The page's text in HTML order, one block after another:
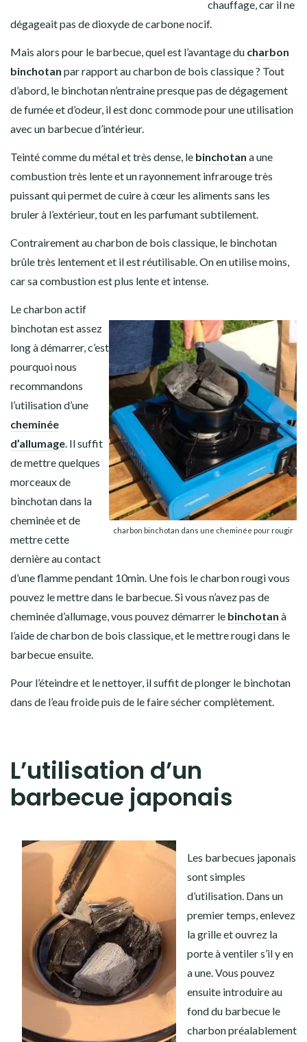
chauffage, car il ne
dégageait pas de dioxyde de carbone nocif.
Mais alors pour le barbecue, quel est l’avantage du charbon
binchotan par rapport au charbon de bois classique ? Tout
d’abord, le binchotan n’entraine presque pas de dégagement
de fumée et d’odeur, il est donc commode pour une utilisation
avec un barbecue d’intérieur.
Teinté comme du métal et très dense, le binchotan a une
combustion très lente et un rayonnement infrarouge très
puissant qui permet de cuire à cœur les aliments sans les
bruler à l’extérieur, tout en les parfumant subtilement.
Contrairement au charbon de bois classique, le binchotan
brûle très lentement et il est réutilisable. On en utilise moins,
car sa combustion est plus lente et intense.
charbon binchotan dans une cheminée pour rougir
Le charbon actif
binchotan est assez
long à démarrer, c’est
pourquoi nous
recommandons
l’utilisation d’une
cheminée
d’allumage. Il suffit
de mettre quelques
morceaux de
binchotan dans la
cheminée et de
mettre cette
dernière au contact
d’une flamme pendant 10min. Une fois le charbon rougi vous
pouvez le mettre dans le barbecue. Si vous n’avez pas de
cheminée d’allumage, vous pouvez démarrer le binchotan à
l’aide de charbon de bois classique, et le mettre rougi dans le
barbecue ensuite.
Pour l’éteindre et le nettoyer, il suffit de plonger le binchotan
dans de l’eau froide puis de le faire sécher complètement.
L’utilisation d’un
barbecue japonais
Les barbecues japonais
sont simples
d’utilisation. Dans un
premier temps, enlevez
la grille et ouvrez la
porte à ventiler s’il y en
a une. Vous pouvez
ensuite introduire au
fond du barbecue le
charbon préalablement